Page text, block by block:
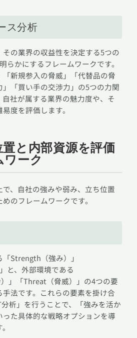
ス分析
の業界の収益性を決定する5つの
らかにするフレームワークです。
「新規参入の脅威」「代替品の脅
「買い手の交渉力」の5つの力関
社が属する業界の魅力度や、そ
度を評価します。
と内部資源を評価
ーク
、自社の強みや弱み、立ち位置
のフレームワークです。
Strength（強み）」
と、外部環境である
」「Threat（脅威）」の4つの要
法です。これらの要素を掛け合
析」を行うことで、「強みを活か
った具体的な戦略オプションを導